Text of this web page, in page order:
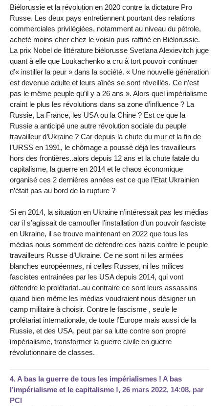
Biélorussie et la révolution en 2020 contre la dictature Pro
Russe. Les deux pays entretiennent pourtant des relations
commerciales privilégiées, notamment au niveau du pétrole,
acheté moins cher chez le voisin puis raffiné en Biélorussie.
La prix Nobel de littérature biélorusse Svetlana Alexievitch juge
quant à elle que Loukachenko a cru à tort pouvoir continuer
d’« instiller la peur » dans la société. « Une nouvelle génération
est devenue adulte et leurs aînés se sont réveillés. Ce n’est
pas le même peuple qu’il y a 26 ans ». Alors quel impérialisme
craint le plus les révolutions dans sa zone d’influence ? La
Russie, La France, les USA ou la Chine ? Est ce que la
Russie a anticipé une autre révolution sociale du peuple
travailleur d’Ukraine ? Car depuis la chute du mur et la fin de
l’URSS en 1991, le chômage a poussé déjà les travailleurs
hors des frontières..alors depuis 12 ans et la chute fatale du
capitalisme, la guerre en 2014 et le chaos économique
organisé ces 2 dernières années est ce que l’Etat Ukrainien
n’était pas au bord de la rupture ?
Si en 2014, la situation en Ukraine n’intéressait pas les médias
car il s’agissait de camoufler l’installation d’un pouvoir fasciste
en Ukraine, il se trouve maintenant en 2022 que tous les
médias nous somment de défendre ces nazis contre le peuple
travailleurs Russe d’Ukraine. Ce ne sont ni les armées
blanches européennes, ni celles Russes, ni les milices
fascistes entrainées par les USA depuis 2014, qui vont
défendre le prolétariat..au contraire ce sont leurs assassins
quand bien même les médias voudraient nous désigner un
camp militaire à choisir. Contre le fascisme , seule le
prolétariat internationale, de toute l’Europe mais aussi de la
Russie, et des USA, peut par sa lutte contre son propre
impérialisme, transformer la guerre civile en guerre
révolutionnaire de classes.
4. A bas la guerre de tous les impérialismes ! A bas
l’impérialisme et le capitalisme !, 26 mars 2022, 14:08, par
PCI